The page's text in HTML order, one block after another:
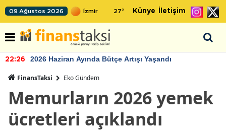
09 Ağustos 2026 27° Künye İletişim
22:26 2026 Haziran Ayında Bütçe Artışı Yaşandı
FinansTaksi Eko Gündem
Memurların 2026 yemek
ücretleri açıklandı